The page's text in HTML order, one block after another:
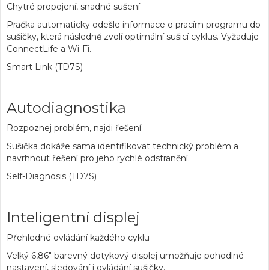
Chytré propojení, snadné sušení
Pračka automaticky odešle informace o pracím programu do
sušičky, která následně zvolí optimální sušicí cyklus. Vyžaduje
ConnectLife a Wi-Fi.
Smart Link (TD7S)
Autodiagnostika
Rozpoznej problém, najdi řešení
Sušička dokáže sama identifikovat technický problém a
navrhnout řešení pro jeho rychlé odstranění.
Self-Diagnosis (TD7S)
Inteligentní displej
Přehledné ovládání každého cyklu
Velký 6,86" barevný dotykový displej umožňuje pohodlné
nastavení, sledování i ovládání sušičky.